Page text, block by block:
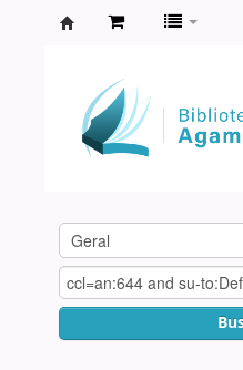
Agamenon
Magalhães